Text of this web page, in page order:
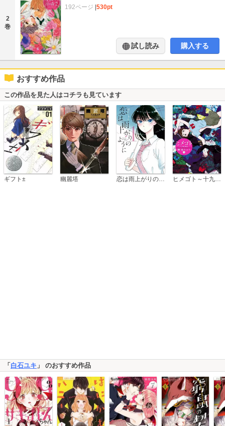
2
巻
192ページ |530pt
試し読み 購入する
おすすめ作品
この作品を見た人はコチラも見ています
ギフト± 幽麗塔
「白石ユキ 」 のおすすめ作品